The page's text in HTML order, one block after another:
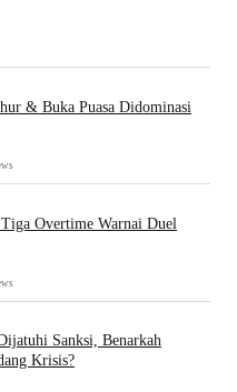
& Buka Puasa Didominasi
Overtime Warnai Duel
Sanksi, Benarkah
Krisis?